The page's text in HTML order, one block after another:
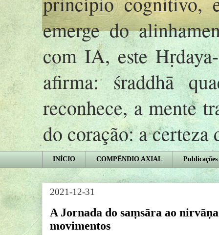
emerge do
com IA, este
afirma: śraddhā
reconhece, a mente
do coração: a certeza
INÍCIO COMPÊNDIO AXIAL Publicações
2021-12-31
A Jornada do saṃsāra ao
movimentos